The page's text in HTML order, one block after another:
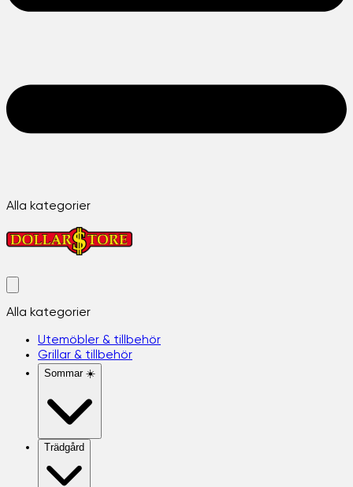
Alla kategorier
Alla kategorier
Utemöbler & tillbehör
Grillar & tillbehör
Sommar ☀️
Trädgård